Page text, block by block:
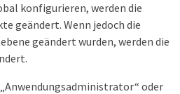
konfigurieren, werden die
geändert. Wenn jedoch die
geändert wurden, werden die
oder